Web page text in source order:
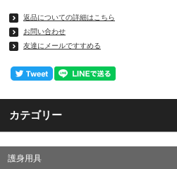
返品についての詳細はこちら
お問い合わせ
友達にメールですすめる
カテゴリー
護身用具